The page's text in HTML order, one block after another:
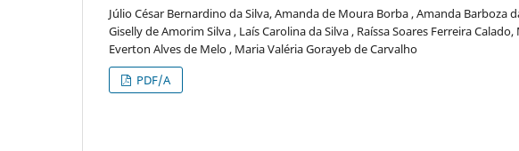
Júlio César Bernardino da Silva, Amanda de Moura Borba , Amanda Barboza
Giselly de Amorim Silva , Laís Carolina da Silva , Raíssa Soares Ferreira
Everton Alves de Melo , Maria Valéria Gorayeb de Carvalho
PDF/A